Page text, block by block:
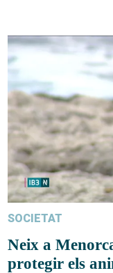
SOCIETAT
Neix a
protegir els